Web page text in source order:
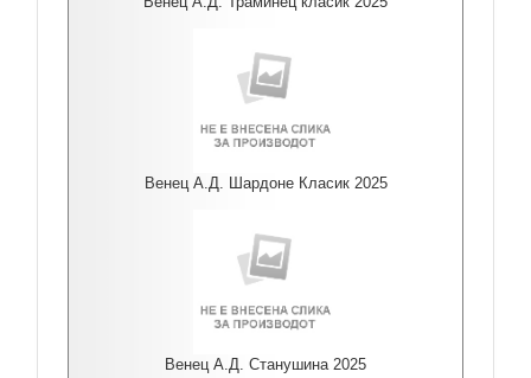
Венец А.Д. Шардоне Класик 2025
Венец А.Д. Станушина 2025